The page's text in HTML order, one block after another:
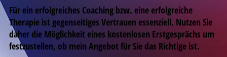
Für ein erfolgreiches Coaching bzw. eine erfolgreiche
Therapie ist gegenseitiges Vertrauen essenziell. Nutzen Sie
daher die Möglichkeit eines kostenlosen Erstgesprächs um
festzustellen, ob mein Angebot für Sie das Richtige ist.